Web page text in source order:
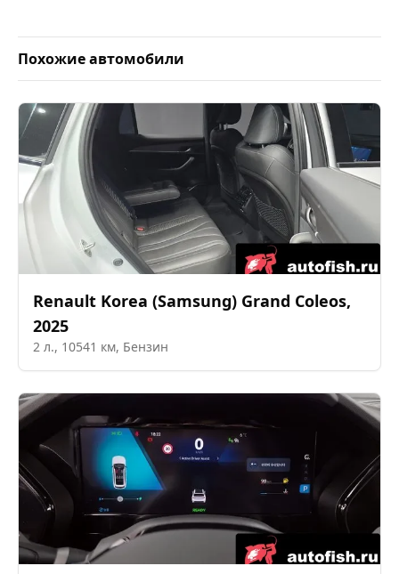
Похожие автомобили
Renault Korea (Samsung) Grand Coleos,
2025
2 л., 10541 км, Бензин